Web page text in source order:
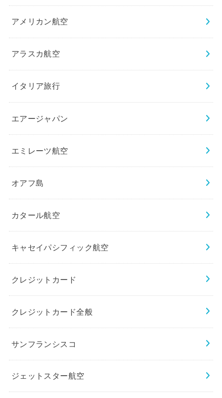
アメリカン航空
アラスカ航空
イタリア旅行
エアージャパン
エミレーツ航空
オアフ島
カタール航空
キャセイパシフィック航空
クレジットカード
クレジットカード全般
サンフランシスコ
ジェットスター航空